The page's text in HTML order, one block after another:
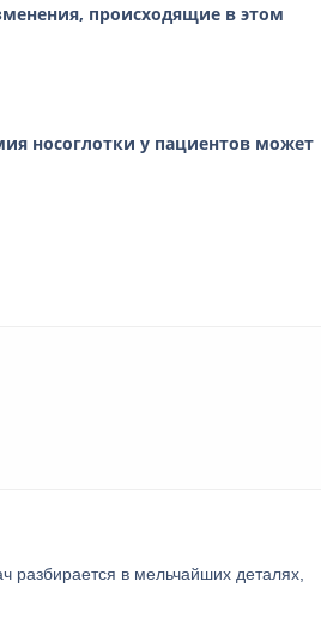
происходящие в этом
носоглотки у пациентов может
разбирается в мельчайших деталях,